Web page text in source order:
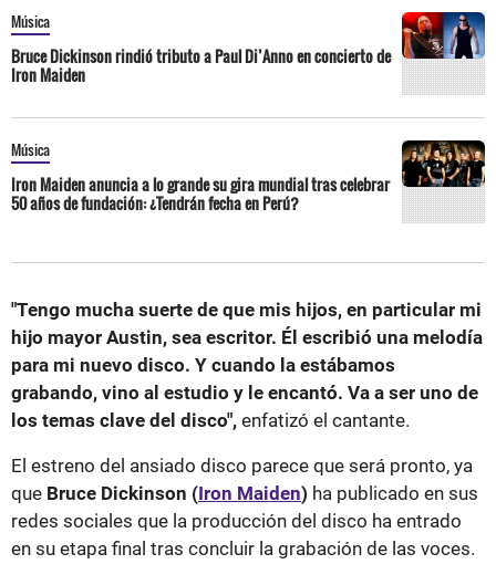
Música
Bruce Dickinson rindió tributo a Paul Di’Anno en concierto de
Iron Maiden
Música
Iron Maiden anuncia a lo grande su gira mundial tras celebrar
50 años de fundación: ¿Tendrán fecha en Perú?
"Tengo mucha suerte de que mis hijos, en particular mi
hijo mayor Austin, sea escritor. Él escribió una melodía
para mi nuevo disco. Y cuando la estábamos
grabando, vino al estudio y le encantó. Va a ser uno de
los temas clave del disco", enfatizó el cantante.
El estreno del ansiado disco parece que será pronto, ya
que Bruce Dickinson (Iron Maiden) ha publicado en sus
redes sociales que la producción del disco ha entrado
en su etapa final tras concluir la grabación de las voces.